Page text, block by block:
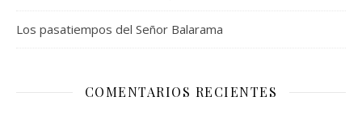
Los pasatiempos del Señor Balarama
COMENTARIOS RECIENTES